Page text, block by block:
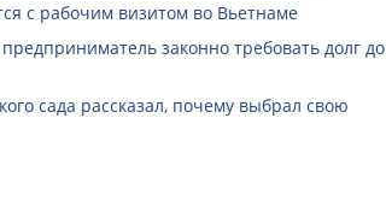
с рабочим визитом во Вьетнаме
законно требовать долг до
сада рассказал, почему выбрал свою